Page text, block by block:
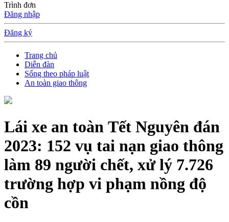
Trình đơn
Đăng nhập
Đăng ký
Trang chủ
Diễn đàn
Sống theo pháp luật
An toàn giao thông
Lái xe an toàn Tết Nguyên đán
2023: 152 vụ tai nạn giao thông
làm 89 người chết, xử lý 7.726
trường hợp vi phạm nồng độ
cồn